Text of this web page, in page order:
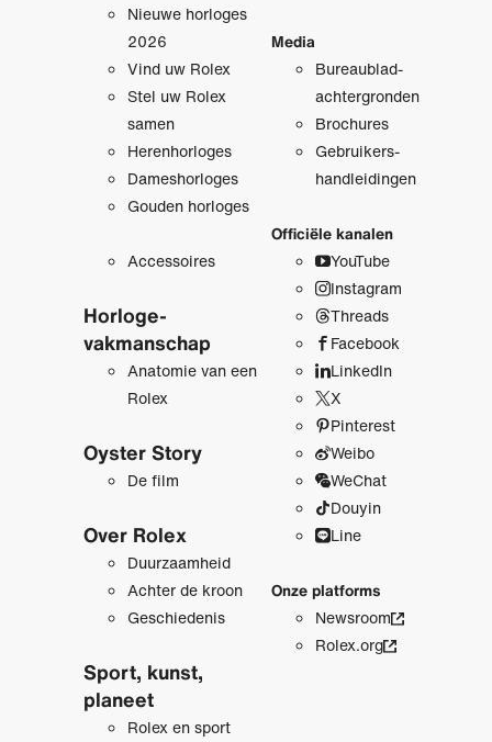
Nieuwe horloges
2026
Vind uw Rolex
Stel uw Rolex
samen
Herenhorloges
Dameshorloges
Gouden horloges
Accessoires
Horloge­
vakmanschap
Anatomie van een
Rolex
Oyster Story
De film
Over Rolex
Duurzaamheid
Achter de kroon
Geschiedenis
Sport, kunst,
planeet
Rolex en sport
Media
Bureaublad­
achtergronden
Brochures
Gebruikers­
handleidingen
Officiële kanalen
YouTube
Instagram
Threads
Facebook
LinkedIn
X
Pinterest
Weibo
WeChat
Douyin
Line
Onze platforms
Newsroom
Rolex.org